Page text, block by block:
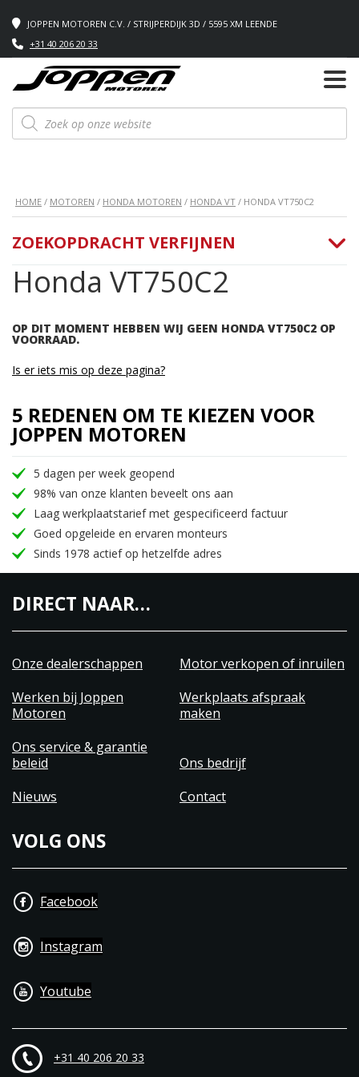
JOPPEN MOTOREN C.V. / STRIJPERDIJK 3D / 5595 XM LEENDE
+31 40 206 20 33
Producten
zoeken
HOME / MOTOREN / HONDA MOTOREN / HONDA VT / HONDA VT750C2
Honda VT750C2
OP DIT MOMENT HEBBEN WIJ GEEN HONDA VT750C2 OP
VOORRAAD.
ZOEKOPDRACHT VERFIJNEN
Is er iets mis op deze pagina?
5 REDENEN OM TE KIEZEN VOOR
JOPPEN MOTOREN
5 dagen per week geopend
98% van onze klanten beveelt ons aan
Laag werkplaatstarief met gespecificeerd factuur
Goed opgeleide en ervaren monteurs
Sinds 1978 actief op hetzelfde adres
DIRECT NAAR…
Onze dealerschappen
Motor verkopen of inruilen
Werken bij Joppen
Motoren
Werkplaats afspraak
maken
Ons service & garantie
beleid
Ons bedrijf
Nieuws
Contact
VOLG ONS
Facebook
Instagram
Youtube
+31 40 206 20 33